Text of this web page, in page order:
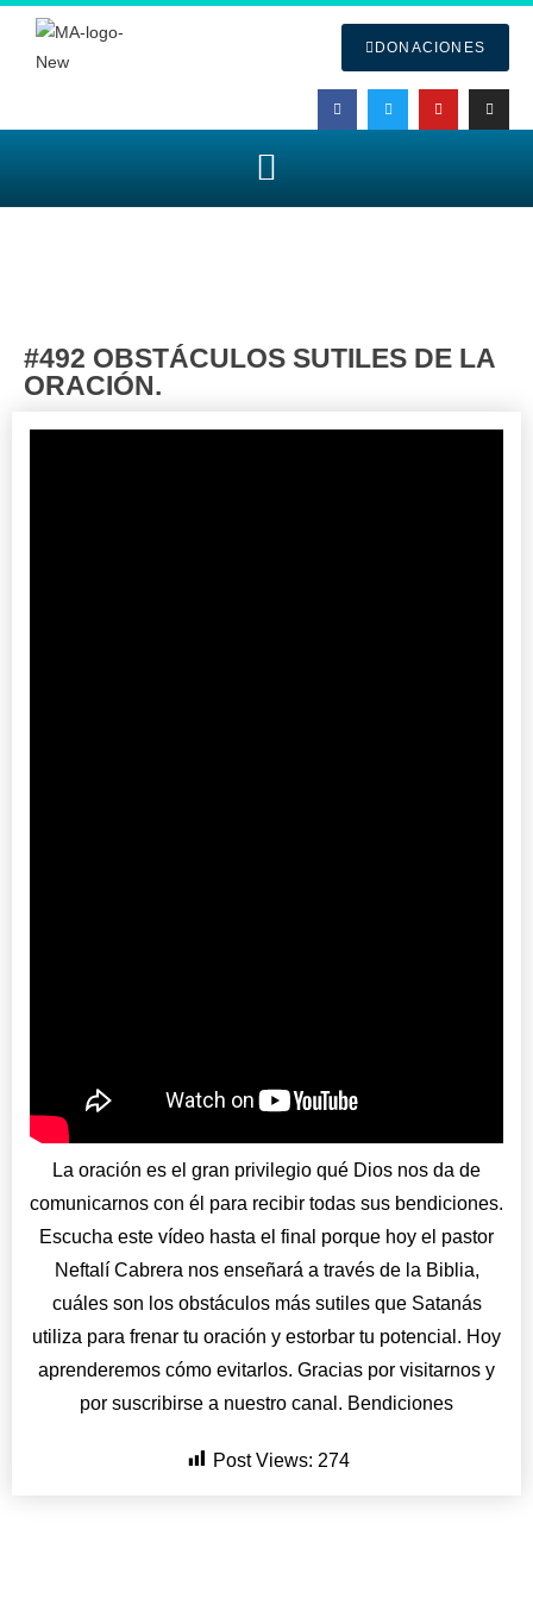
DONACIONES
#492 OBSTÁCULOS SUTILES DE LA
ORACIÓN.
La oración es el gran privilegio qué Dios nos da de
comunicarnos con él para recibir todas sus bendiciones.
Escucha este vídeo hasta el final porque hoy el pastor
Neftalí Cabrera nos enseñará a través de la Biblia,
cuáles son los obstáculos más sutiles que Satanás
utiliza para frenar tu oración y estorbar tu potencial. Hoy
aprenderemos cómo evitarlos. Gracias por visitarnos y
por suscribirse a nuestro canal. Bendiciones
Post Views: 274